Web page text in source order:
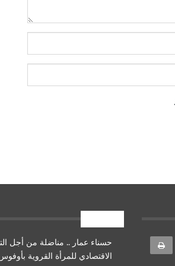
حسناء عمار .. مناضلة من أجل
الاقتصادي للمرأة القروية